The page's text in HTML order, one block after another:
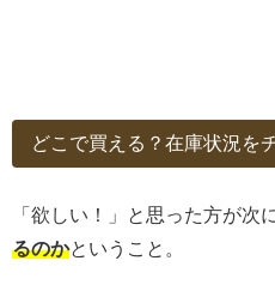
どこで買える？在庫状況を
「欲しい！」と思った方が次
るのかということ。